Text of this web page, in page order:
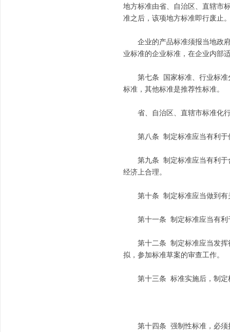
地方标准由省、自治区、直辖市
准之后，该项地方标准即行废止
企业的产品标准须报当地政府
业标准的企业标准，在企业内部
第七条 国家标准、行业标准分
标准，其他标准是推荐性标准。
省、自治区、直辖市标准化行
第八条 制定标准应当有利于
第九条 制定标准应当有利于合
经济上合理。
第十条 制定标准应当做到有
第十一条 制定标准应当有利
第十二条 制定标准应当发挥行
拟，参加标准草案的审查工作。
第十三条 标准实施后，制定标
第十四条 强制性标准，必须执